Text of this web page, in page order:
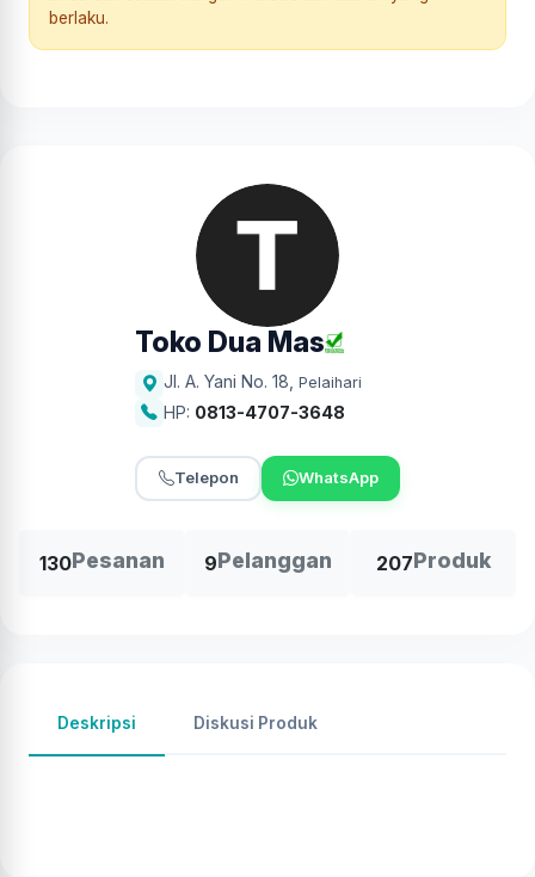
berlaku.
Toko Dua Mas
Jl. A. Yani No. 18 Pelaihari
HP: 0813-4707-3648
Telepon WhatsApp
130Pesanan 9Pelanggan 207Produk
Deskripsi Diskusi Produk